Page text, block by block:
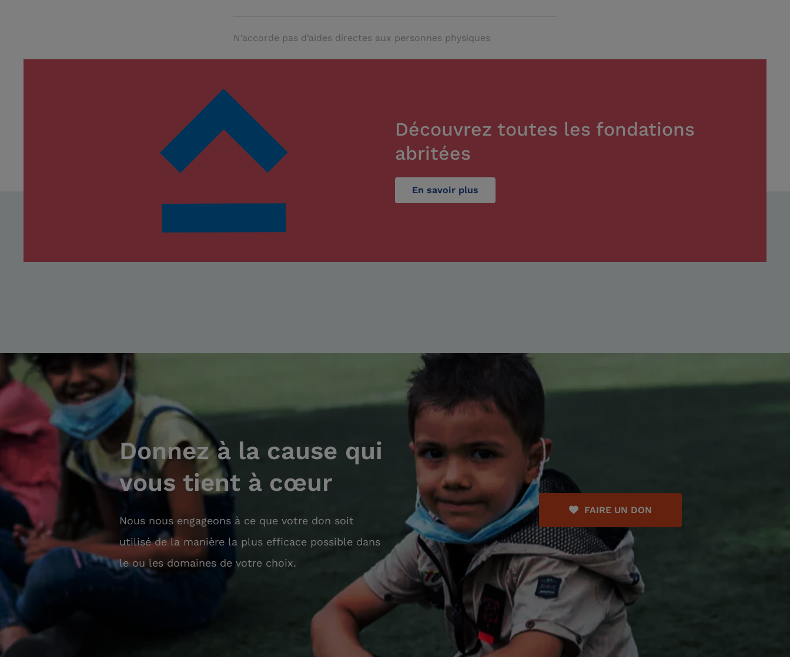
N’accorde pas d’aides directes aux personnes physiques
Découvrez toutes les fondations
abritées
En savoir plus
Donnez à la cause qui
vous tient à cœur
Nous nous engageons à ce que votre don soit
utilisé de la manière la plus efficace possible dans
le ou les domaines de votre choix.
FAIRE UN DON